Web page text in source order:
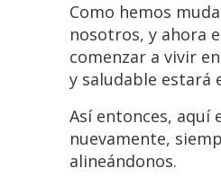
Como hemos
nosotros, y ahora
comenzar a vivir
y saludable estará
Así entonces, aquí
nuevamente,
alineándonos.